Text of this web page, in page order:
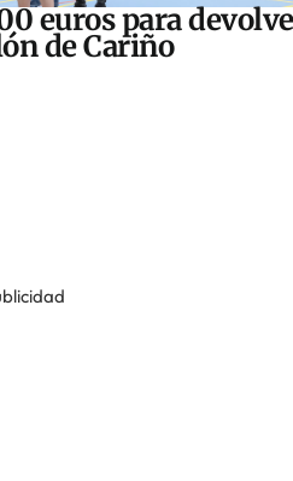
euros para
de Cariño